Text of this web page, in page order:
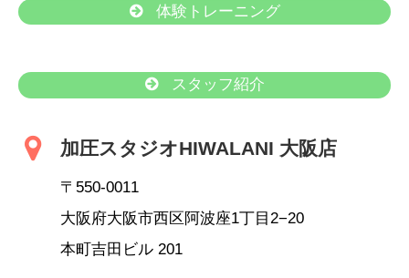
体験トレーニング
スタッフ紹介
加圧スタジオHIWALANI 大阪店
〒550-0011
大阪府大阪市西区阿波座1丁目2−20
本町吉田ビル 201